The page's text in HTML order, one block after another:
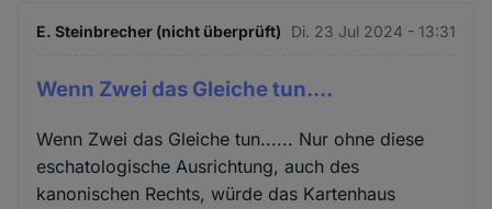
E. Steinbrecher (nicht überprüft) Di. 23 Jul 2024 - 13:31
Wenn Zwei das Gleiche tun....
Wenn Zwei das Gleiche tun...... Nur ohne diese
eschatologische Ausrichtung, auch des
kanonischen Rechts, würde das Kartenhaus